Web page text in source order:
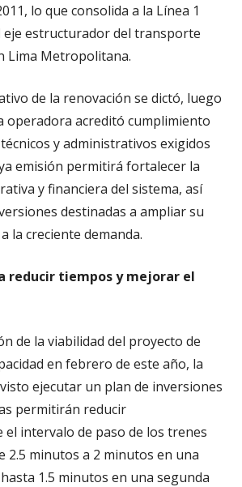
lo que consolida a la Línea 1
eje estructurador del transporte
Lima Metropolitana.
de la renovación se dictó, luego
operadora acreditó cumplimiento
y administrativos exigidos
emisión permitirá fortalecer la
y financiera del sistema, así
destinadas a ampliar su
la creciente demanda.
reducir tiempos y mejorar el
de la viabilidad del proyecto de
en febrero de este año, la
ejecutar un plan de inversiones
permitirán reducir
intervalo de paso de los trenes
2.5 minutos a 2 minutos en una
1.5 minutos en una segunda